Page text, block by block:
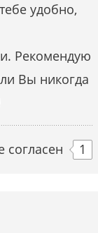
удобно,
Рекомендую
Вы никогда
согласен 1